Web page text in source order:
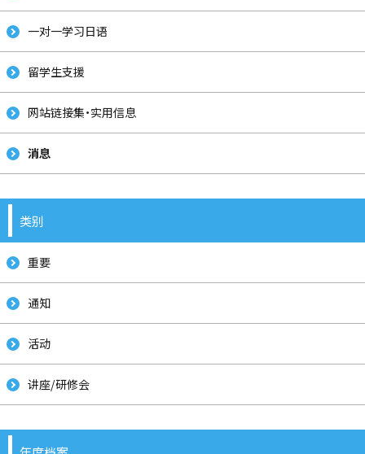
一对一学习日语
留学生支援
网站链接集・实用信息
消息
类别
重要
通知
活动
讲座/研修会